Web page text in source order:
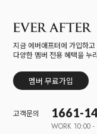
지금 에버애프터에 가입하고
다양한 멤버 전용 혜택을 누
멤버 무료가입
고객문의 1661-
WORK 10:00